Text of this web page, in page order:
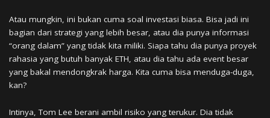
Atau mungkin, ini bukan cuma soal investasi biasa. Bisa jadi ini
bagian dari strategi yang lebih besar, atau dia punya informasi
“orang dalam” yang tidak kita miliki. Siapa tahu dia punya proyek
rahasia yang butuh banyak ETH, atau dia tahu ada event besar
yang bakal mendongkrak harga. Kita cuma bisa menduga-duga,
kan?
Intinya, Tom Lee berani ambil risiko yang terukur. Dia tidak